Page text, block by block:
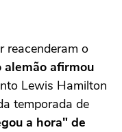
reacenderam o
afirmou
Lewis Hamilton
temporada de
a hora" de